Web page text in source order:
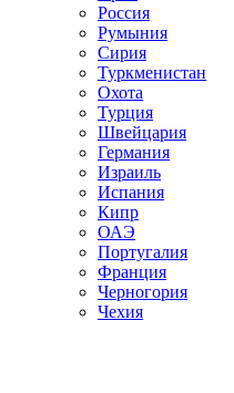
Россия
Румыния
Сирия
Туркменистан
Охота
Турция
Швейцария
Германия
Израиль
Испания
Кипр
ОАЭ
Португалия
Франция
Черногория
Чехия